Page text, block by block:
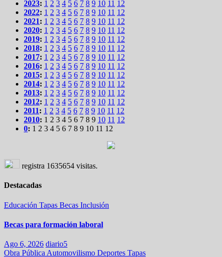
2023: 1 2 3 4 5 6 7 8 9 10 11 12
2022: 1 2 3 4 5 6 7 8 9 10 11 12
2021: 1 2 3 4 5 6 7 8 9 10 11 12
2020: 1 2 3 4 5 6 7 8 9 10 11 12
2019: 1 2 3 4 5 6 7 8 9 10 11 12
2018: 1 2 3 4 5 6 7 8 9 10 11 12
2017: 1 2 3 4 5 6 7 8 9 10 11 12
2016: 1 2 3 4 5 6 7 8 9 10 11 12
2015: 1 2 3 4 5 6 7 8 9 10 11 12
2014: 1 2 3 4 5 6 7 8 9 10 11 12
2013: 1 2 3 4 5 6 7 8 9 10 11 12
2012: 1 2 3 4 5 6 7 8 9 10 11 12
2011: 1 2 3 4 5 6 7 8 9 10 11 12
2010: 1 2 3 4 5 6 7 8 9 10 11 12
0: 1 2 3 4 5 6 7 8 9 10 11 12
registra 1635654 visitas.
Destacadas
Educación Tapas Becas Inclusión
Becas para formación laboral
Ago 6, 2026 diario5
Obra Pública Automovilismo Deportes Tapas